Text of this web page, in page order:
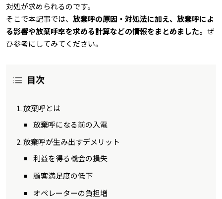
対処が求められるのです。
そこで本記事では、 放棄呼の原因・対処法に加え、放棄呼によ
る影響や放棄呼率を求める計算などの情報をまとめました。 ぜ
ひ参考にしてみてください。
目次
放棄呼とは
放棄呼になる前の入電
放棄呼が生み出すデメリット
利益を得る機会の損失
顧客満足度の低下
オペレーターの負担増